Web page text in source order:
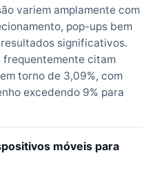
variem amplamente com
pop-ups bem
significativos.
frequentemente citam
torno de 3,09%, com
excedendo 9% para
móveis para